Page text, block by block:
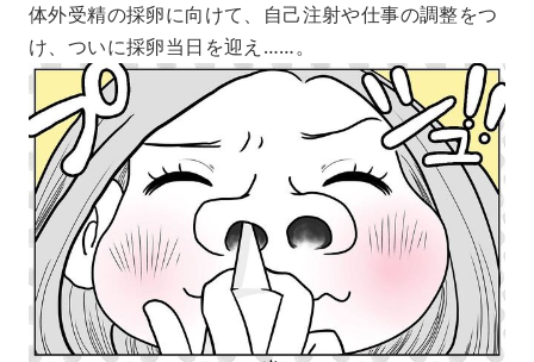
体外受精の採卵に向けて、自己注射や仕事の調整をつ
け、ついに採卵当日を迎え……。